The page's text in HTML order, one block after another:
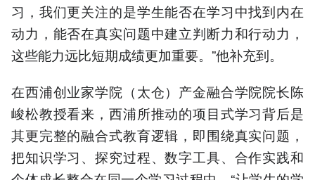
习，我们更关注的是学生能否在学习中找到内在
动力，能否在真实问题中建立判断力和行动力，
这些能力远比短期成绩更加重要。”他补充到。
在西浦创业家学院（太仓）产金融合学院院长陈
峻松教授看来，西浦所推动的项目式学习背后是
其更完整的融合式教育逻辑，即围绕真实问题，
把知识学习、探究过程、数字工具、合作实践和